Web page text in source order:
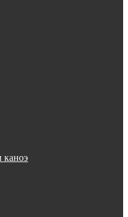
каноэ